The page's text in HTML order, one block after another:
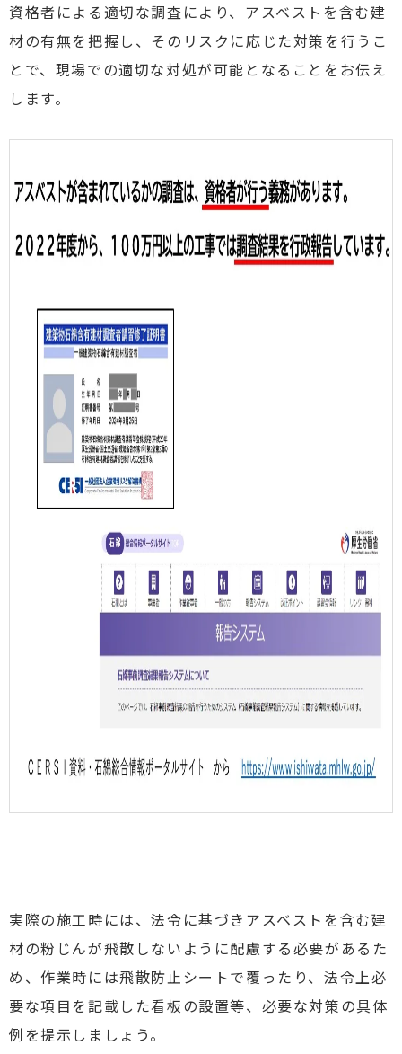
資格者による適切な調査により、アスベストを含む建
材の有無を把握し、そのリスクに応じた対策を行うこ
とで、現場での適切な対処が可能となることをお伝え
します。
実際の施工時には、法令に基づきアスベストを含む建
材の粉じんが飛散しないように配慮する必要があるた
め、作業時には飛散防止シートで覆ったり、法令上必
要な項目を記載した看板の設置等、必要な対策の具体
例を提示しましょう。